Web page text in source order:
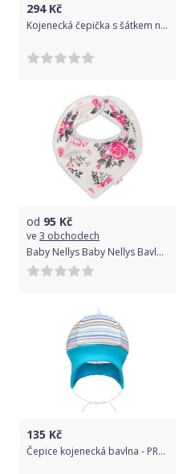
294Kč
Kojenecká čepička s šátkem na krk New Baby Missy šedá, Šedá, 62 (3-6m)
od 95 Kč
ve 3 obchodech
Baby Nellys Baby Nellys Bavlněný šátek na krk New Roses - smetanový 50
135 Kč
Čepice kojenecká bavlna - PROUŽKY s tyrkysovou - vel.62